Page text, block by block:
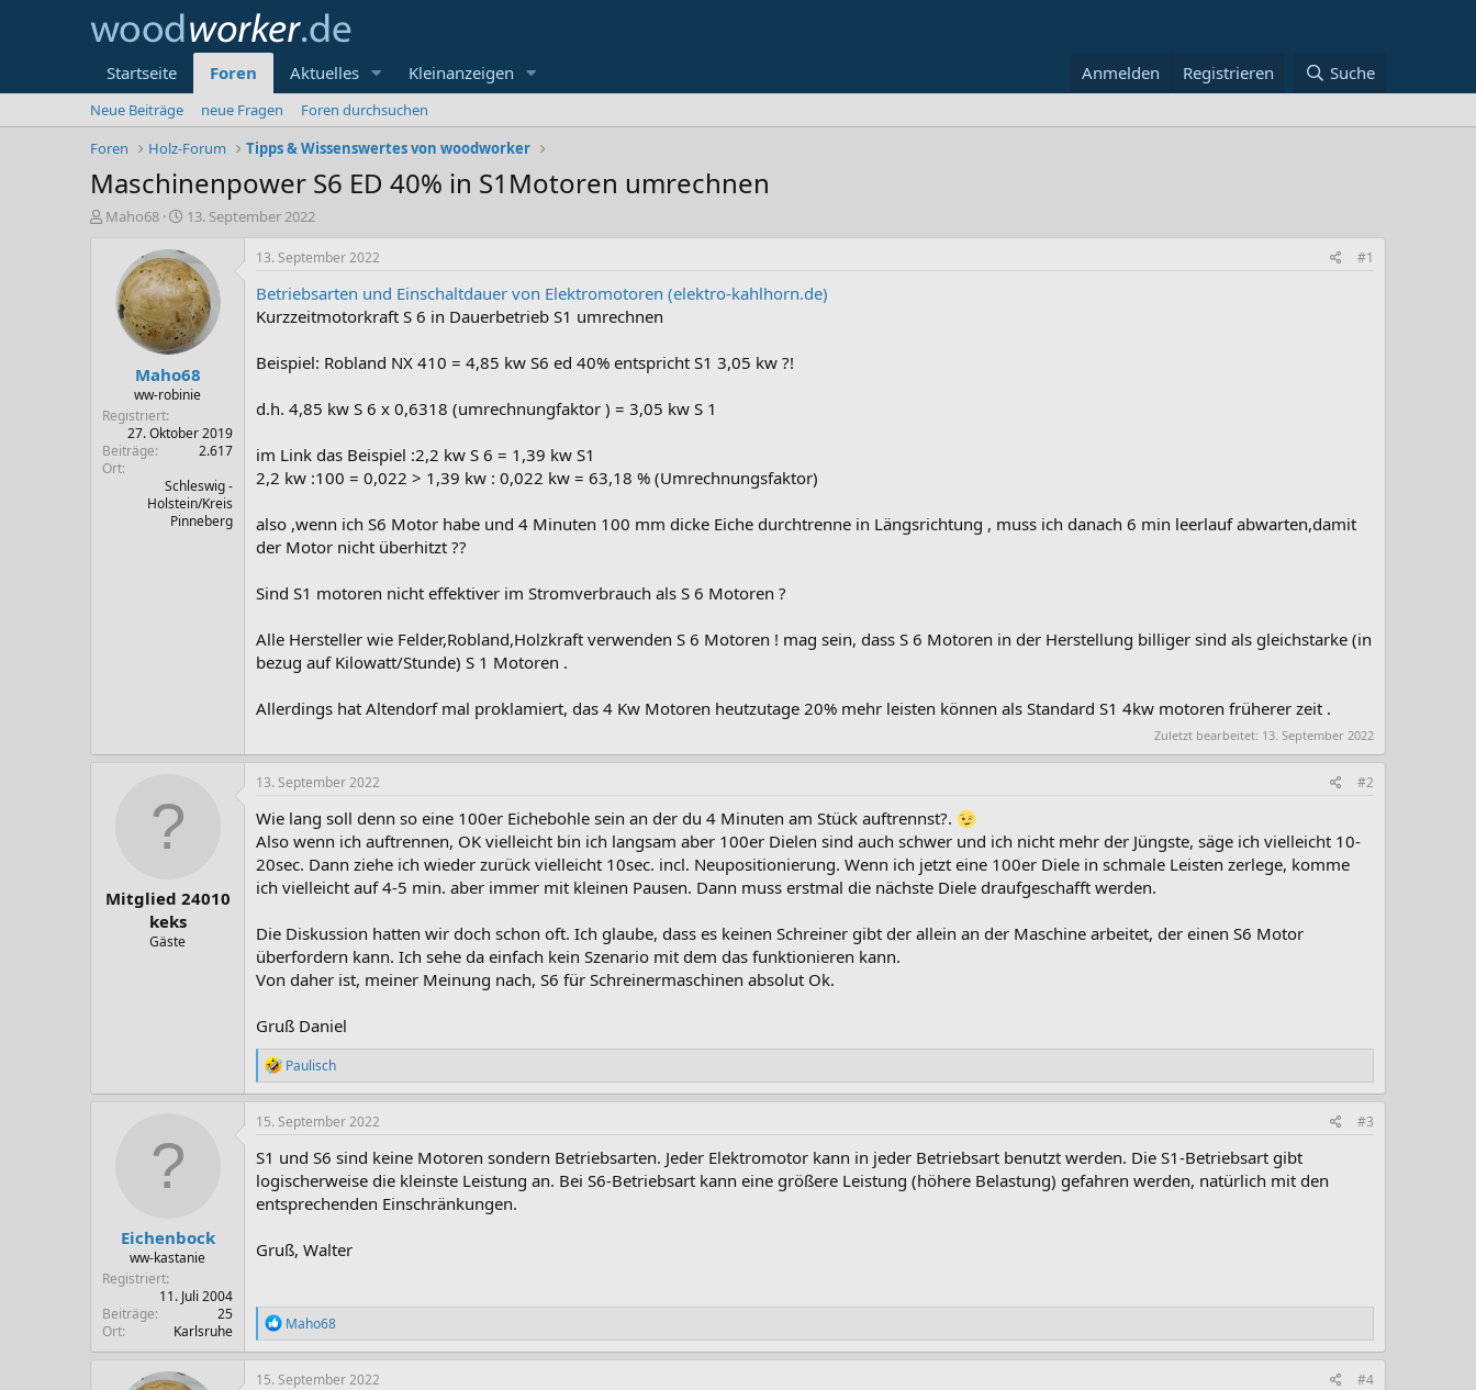
Startseite Foren Aktuelles Kleinanzeigen Anmelden Registrieren Suche
Neue Beiträge neue Fragen
Foren durchsuchen
Foren
Holz-Forum Tipps & Wissenswertes von woodworker
Maschinenpower S6 ED 40% in S1Motoren umrechnen
E
Maho68
E
s
t
e
l
l
t
a
m
13. September 2022
Maho68
ww-robinie
Registriert
27. Oktober 2019
Beiträge
2.617
Ort
Schleswig -
Holstein/Kreis
Pinneberg
13. September 2022 #1
Betriebsarten und Einschaltdauer von Elektromotoren (elektro-kahlhorn.de)
Kurzzeitmotorkraft S 6 in Dauerbetrieb S1 umrechnen
Beispiel: Robland NX 410 = 4,85 kw S6 ed 40% entspricht S1 3,05 kw ?!
d.h. 4,85 kw S 6 x 0,6318 (umrechnungfaktor ) = 3,05 kw S 1
im Link das Beispiel :2,2 kw S 6 = 1,39 kw S1
2,2 kw :100 = 0,022 > 1,39 kw : 0,022 kw = 63,18 % (Umrechnungsfaktor)
also ,wenn ich S6 Motor habe und 4 Minuten 100 mm dicke Eiche durchtrenne in Längsrichtung , muss ich danach 6 min leerlauf abwarten,damit
der Motor nicht überhitzt ??
Sind S1 motoren nicht effektiver im Stromverbrauch als S 6 Motoren ?
Alle Hersteller wie Felder,Robland,Holzkraft verwenden S 6 Motoren ! mag sein, dass S 6 Motoren in der Herstellung billiger sind als gleichstarke (in
bezug auf Kilowatt/Stunde) S 1 Motoren .
Allerdings hat Altendorf mal proklamiert, das 4 Kw Motoren heutzutage 20% mehr leisten können als Standard S1 4kw motoren früherer zeit .
Zuletzt bearbeitet: 13. September 2022
Mitglied 24010
keks
Gäste
13. September 2022 #2
Wie lang soll denn so eine 100er Eichebohle sein an der du 4 Minuten am Stück auftrennst?.
Also wenn ich auftrennen, OK vielleicht bin ich langsam aber 100er Dielen sind auch schwer und ich nicht mehr der Jüngste, säge ich vielleicht 10-
20sec. Dann ziehe ich wieder zurück vielleicht 10sec. incl. Neupositionierung. Wenn ich jetzt eine 100er Diele in schmale Leisten zerlege, komme
ich vielleicht auf 4-5 min. aber immer mit kleinen Pausen. Dann muss erstmal die nächste Diele draufgeschafft werden.
Die Diskussion hatten wir doch schon oft. Ich glaube, dass es keinen Schreiner gibt der allein an der Maschine arbeitet, der einen S6 Motor
überfordern kann. Ich sehe da einfach kein Szenario mit dem das funktionieren kann.
Von daher ist, meiner Meinung nach, S6 für Schreinermaschinen absolut Ok.
Gruß Daniel
R
e
a
k
i
o
n
e
Paulisch
Eichenbock
ww-kastanie
Registriert
11. Juli 2004
Beiträge
25
Ort
Karlsruhe
15. September 2022 #3
S1 und S6 sind keine Motoren sondern Betriebsarten. Jeder Elektromotor kann in jeder Betriebsart benutzt werden. Die S1-Betriebsart gibt
logischerweise die kleinste Leistung an. Bei S6-Betriebsart kann eine größere Leistung (höhere Belastung) gefahren werden, natürlich mit den
entsprechenden Einschränkungen.
Gruß, Walter
R
e
a
k
Maho68
15. September 2022 #4